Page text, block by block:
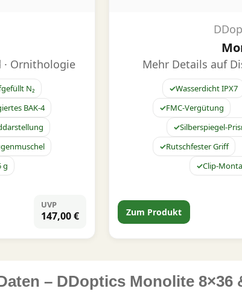
· Ornithologie
N₂
BAK-4
g
UVP
147,00 €
Mehr Details auf
Wasserdicht IPX7
FMC-Vergütung
Silberspiegel-
Rutschfester Griff
Clip-
Zum Produkt
– DDoptics Monolite 8×36